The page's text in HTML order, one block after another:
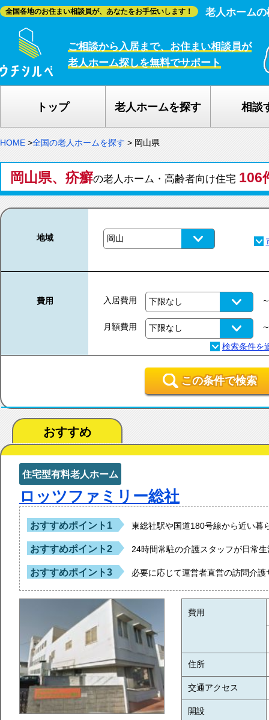
全国各地のお住まい相談員が、あなたをお手伝いします！ 老人ホーム
ご相談から入居まで、お住まい相談員が
老人ホーム探しを無料でサポート
トップ 老人ホームを探す 相談
HOME >全国の老人ホームを探す > 岡山県
岡山県、疥癬の老人ホーム・高齢者向け住宅 106
地域
費用 入居費用
月額費用
この条件で検索
おすすめ
住宅型有料老人ホーム
ロッツファミリー総社
おすすめポイント1 東総社駅や国道180号線から近い暮
おすすめポイント2 24時間常駐の介護スタッフが日常
おすすめポイント3 必要に応じて運営者直営の訪問介
費用
住所
交通アクセス
開設